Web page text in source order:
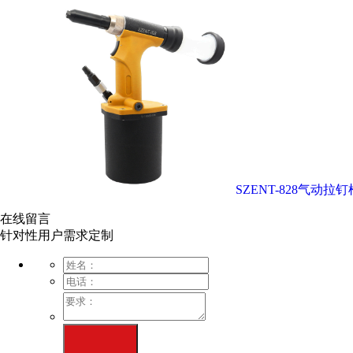
SZENT-828气动拉钉
在线留言
针对性用户需求定制